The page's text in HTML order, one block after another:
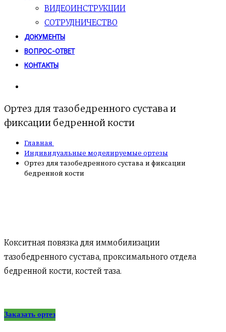
ВИДЕОИНСТРУКЦИИ
СОТРУДНИЧЕСТВО
ДОКУМЕНТЫ
ВОПРОС-ОТВЕТ
КОНТАКТЫ
Ортез для тазобедренного сустава и
фиксации бедренной кости
Главная
Индивидуальные моделируемые ортезы
Ортез для тазобедренного сустава и фиксации
бедренной кости
Кокситная повязка для иммобилизации
тазобедренного сустава, проксимального отдела
бедренной кости, костей таза.
Заказать ортез